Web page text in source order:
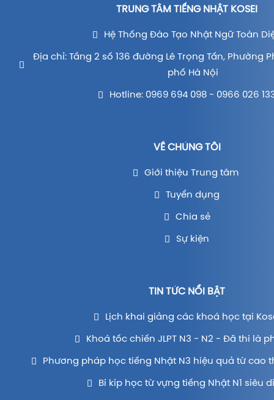
TRUNG TÂM TIẾNG NHẬT KOSEI
Hệ Thống Đào Tạo Nhật Ngữ Toàn
Địa chỉ: Tầng 2 số 136 đường Lê Trọng Tấn, Phường
phố Hà Nội
Hotline: 0969 694 098 - 0966 026
VỀ CHÚNG TÔI
Giới thiệu Trung tâm
Tuyển dụng
Chia sẻ
Sự kiện
TIN TỨC NỔI BẬT
Lịch khai giảng các khoá học tại
Khoá tốc chiến JLPT N3 - N2 - Đã thi là
Phương pháp học tiếng Nhật N3 hiệu quả từ cao
Bí kíp học từ vựng tiếng Nhật N1 siêu